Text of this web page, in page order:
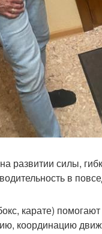
развитии силы,
в
карате)
координацию